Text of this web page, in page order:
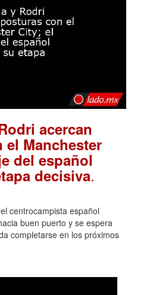
acercan
Manchester
del español
decisiva.
centrocampista español
buen puerto y se espera
completarse en los próximos